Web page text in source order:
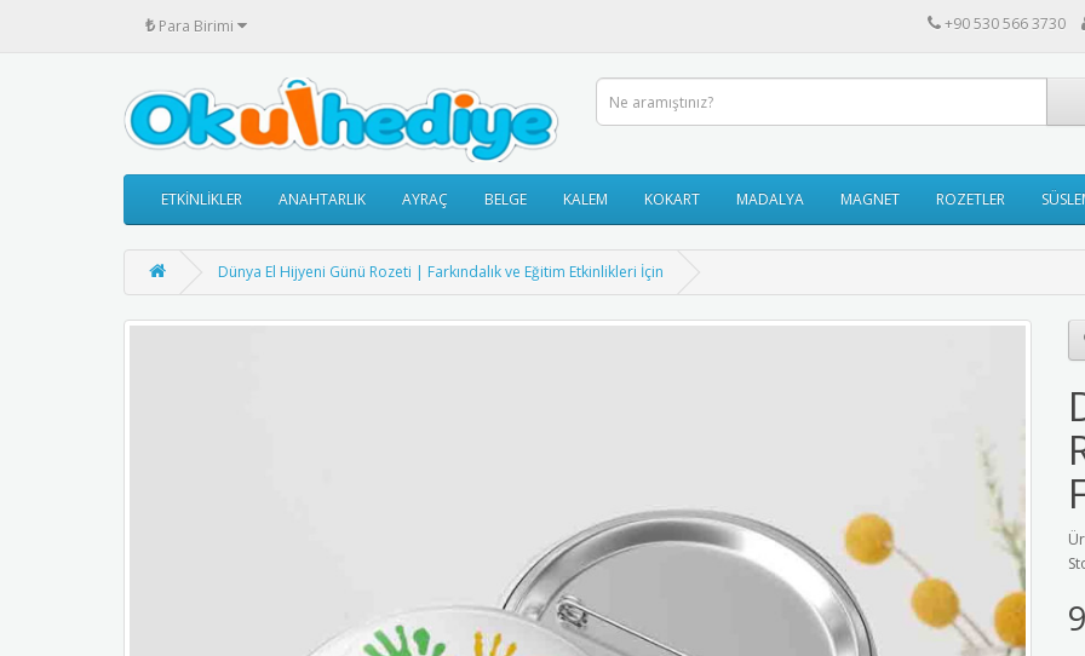
₺ Para Birimi +90 530 566 3730
ETKİNLİKLER ANAHTARLIK AYRAÇ BELGE KALEM KOKART MADALYA MAGNET ROZETLER
Dünya El Hijyeni Günü Rozeti | Farkındalık ve Eğitim Etkinlikleri İçin